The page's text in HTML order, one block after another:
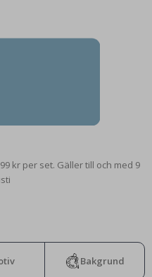
Bakgrund
kr per set. Gäller till och med 9